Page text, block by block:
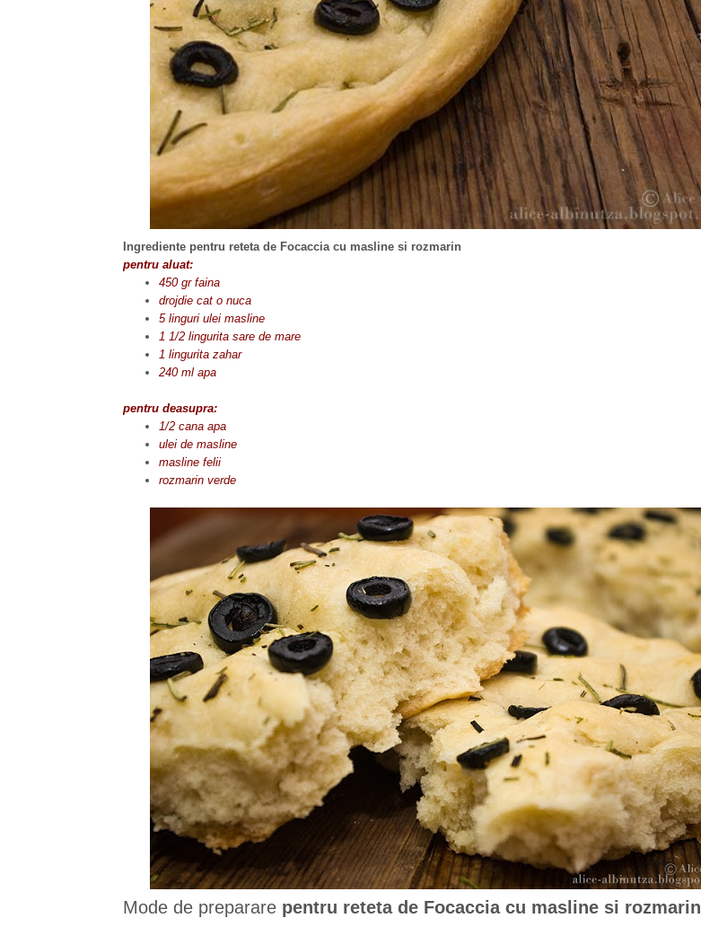
Ingrediente pentru reteta de Focaccia cu masline si rozmarin
pentru aluat:
450 gr faina
drojdie cat o nuca
5 linguri ulei masline
1 1/2 lingurita sare de mare
1 lingurita zahar
240 ml apa
pentru deasupra:
1/2 cana apa
ulei de masline
masline felii
rozmarin verde
Mode de preparare pentru reteta de Focaccia cu masline si rozmarin